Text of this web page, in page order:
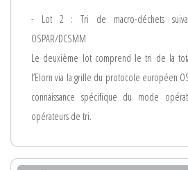
- Lot 2 : Tri de macro-déchets
OSPAR/DCSMM
Le deuxième lot comprend le tri de la
l’Elorn via la grille du protocole européen
connaissance spécifique du mode
opérateurs de tri.